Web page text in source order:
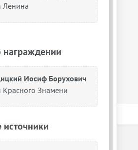
Ленина
Иосиф Борухович
Красного Знамени